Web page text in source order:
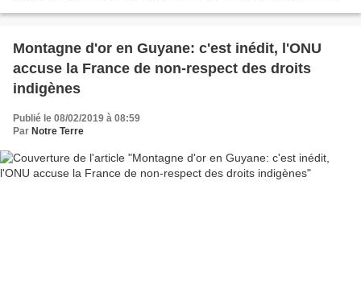
Montagne d'or en Guyane: c'est inédit, l'ONU
accuse la France de non-respect des droits
indigènes
Publié le 08/02/2019 à 08:59
Par Notre Terre